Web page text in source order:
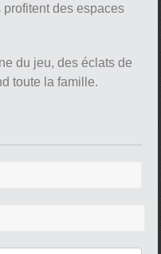
profitent des espaces
du jeu, des éclats de
toute la famille.